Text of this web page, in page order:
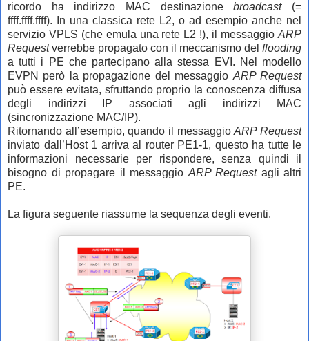
ricordo ha indirizzo MAC destinazionebroadcast (=
ffff.ffff.ffff). In una classica rete L2, o ad esempio anche nel
servizio VPLS (che emula una rete L2 !), il messaggio ARP
Requestverrebbe propagato con il meccanismo del flooding
a tutti i PE che partecipano alla stessa EVI. Nel modello
EVPN però la propagazione del messaggio ARP Request
può essere evitata, sfruttando proprio la conoscenza diffusa
degli indirizzi IP associati agli indirizzi MAC
(sincronizzazione MAC/IP).
Ritornando all’esempio, quando il messaggioARP Request
inviato dall’Host 1 arriva al router PE1-1, questo ha tutte le
informazioni necessarie per rispondere, senza quindi il
bisogno di propagare il messaggio ARP Requestagli altri
PE.
La figura seguente riassume la sequenza degli eventi.